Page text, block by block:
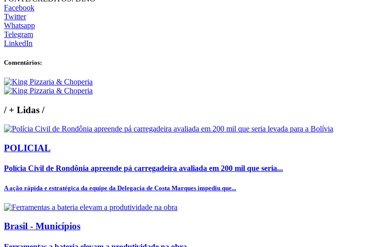
Facebook
Twitter
Whatsapp
Telegram
LinkedIn
Comentários:
/+ Lidas /
POLICIAL
Polícia Civil de Rondônia apreende pá carregadeira avaliada em 200 mil que seria...
A ação rápida e estratégica da equipe da Delegacia de Costa Marques impediu que...
Brasil - Municípios